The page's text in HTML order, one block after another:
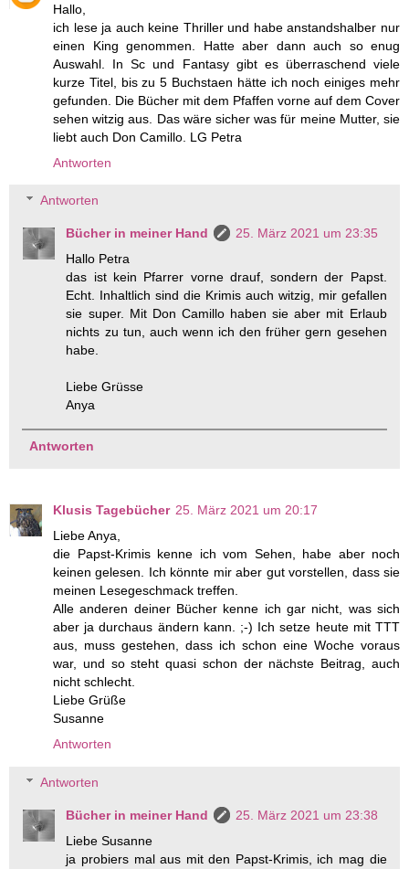
Hallo,
ich lese ja auch keine Thriller und habe anstandshalber nur
einen King genommen. Hatte aber dann auch so enug
Auswahl. In Sc und Fantasy gibt es überraschend viele
kurze Titel, bis zu 5 Buchstaen hätte ich noch einiges mehr
gefunden. Die Bücher mit dem Pfaffen vorne auf dem Cover
sehen witzig aus. Das wäre sicher was für meine Mutter, sie
liebt auch Don Camillo. LG Petra
Antworten
Antworten
Bücher in meiner Hand
25. März 2021 um 23:35
Hallo Petra
das ist kein Pfarrer vorne drauf, sondern der Papst.
Echt. Inhaltlich sind die Krimis auch witzig, mir gefallen
sie super. Mit Don Camillo haben sie aber mit Erlaub
nichts zu tun, auch wenn ich den früher gern gesehen
habe.
Liebe Grüsse
Anya
Antworten
Klusis Tagebücher 25. März 2021 um 20:17
Liebe Anya,
die Papst-Krimis kenne ich vom Sehen, habe aber noch
keinen gelesen. Ich könnte mir aber gut vorstellen, dass sie
meinen Lesegeschmack treffen.
Alle anderen deiner Bücher kenne ich gar nicht, was sich
aber ja durchaus ändern kann. ;-) Ich setze heute mit TTT
aus, muss gestehen, dass ich schon eine Woche voraus
war, und so steht quasi schon der nächste Beitrag, auch
nicht schlecht.
Liebe Grüße
Susanne
Antworten
Antworten
Bücher in meiner Hand
25. März 2021 um 23:38
Liebe Susanne
ja probiers mal aus mit den Papst-Krimis, ich mag die